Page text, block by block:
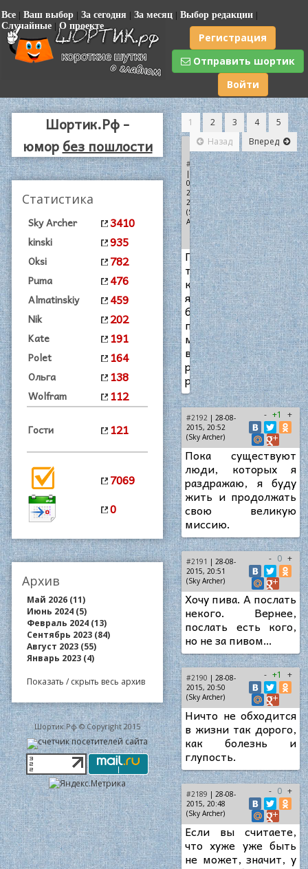
Все | Ваш выбор | За сегодня | За месяц | Выбор редакции |
Случайные | О проекте
Регистрация
Отправить шортик
Войти
Шортик.Рф -
юморбез пошлости
Статистика
Sky Archer 3410
kinski 935
Oksi 782
Puma 476
Almatinskiy 459
Nik 202
Kate 191
Polet 164
Ольга 138
Wolfram 112
Гости 121
7069
0
Архив
Май 2026 (11)
Июнь 2024 (5)
Февраль 2024 (13)
Сентябрь 2023 (84)
Август 2023 (55)
Январь 2023 (4)
Показать / скрыть весь архив
Шортик.Рф © Copyright 2015
1 2 3 4
5
Назад
Вперед
#2193
| 28-
08-
2015,
21:14
(Sky
Archer)
+1
+
После
того,
как
я
бросил
пить,
мне
вообще
разонравилась
рыбалка.
#2192 | 28-08-
2015, 20:52
(Sky Archer)
- +1 +
Пока существуют
люди, которых я
раздражаю, я буду
жить и продолжать
свою великую
миссию.
#2191 | 28-08-
2015, 20:51
(Sky Archer)
- 0 +
Хочу пива. А послать
некого. Вернее,
послать есть кого,
но не за пивом…
#2190 | 28-08-
2015, 20:50
(Sky Archer)
- +1 +
Ничто не обходится
в жизни так дорого,
как болезнь и
глупость.
#2189 | 28-08-
2015, 20:48
(Sky Archer)
- 0 +
Если вы считаете,
что хуже уже быть
не может, значит, у